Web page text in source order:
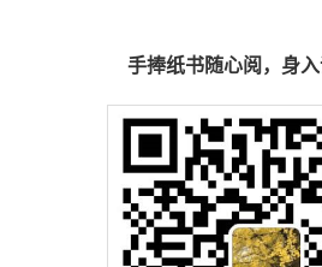
手捧纸书随心阅，身